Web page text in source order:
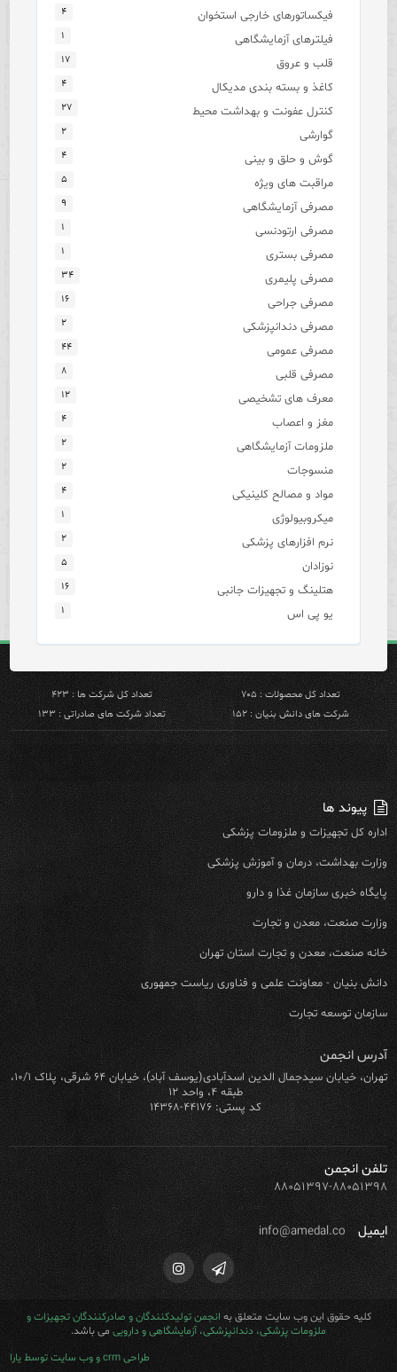
فیکساتورهای خارجی استخوان ۴
فیلترهای آزمایشگاهی ۱
قلب و عروق ۱۷
کاغذ و بسته بندی مدیکال ۴
کنترل عفونت و بهداشت محیط ۲۷
گوارشی ۲
گوش و حلق و بینی ۴
مراقبت های ویژه ۵
مصرفی آزمایشگاهی ۹
مصرفی ارتودنسی ۱
مصرفی بستری ۱
مصرفی پلیمری ۳۴
مصرفی جراحی ۱۶
مصرفی دندانپزشکی ۲
مصرفی عمومی ۴۴
مصرفی قلبی ۸
معرف های تشخیصی ۱۲
مغز و اعصاب ۴
ملزومات آزمایشگاهی ۲
منسوجات ۲
مواد و مصالح کلینیکی ۴
میکروبیولوژی ۱
نرم افزارهای پزشکی ۲
نوزادان ۵
هتلینگ و تجهیزات جانبی ۱۶
یو پی اس ۱
تعداد کل محصولات : ۷۰۵
تعداد کل شرکت ها : ۴۲۳
شرکت های دانش بنیان : ۱۵۲
تعداد شرکت های صادراتی : ۱۳۳
پیوند ها
اداره کل تجهیزات و ملزومات پزشکی
وزارت بهداشت، درمان و آموزش پزشکی
پایگاه خبری سازمان غذا و دارو
وزارت صنعت، معدن و تجارت
خانه صنعت، معدن و تجارت استان تهران
دانش بنیان - معاونت علمی و فناوری ریاست جمهوری
سازمان توسعه تجارت
آدرس انجمن
تهران، خیابان سیدجمال الدین اسدآبادی(یوسف آباد)، خیابان ۶۴ شرقی، پلاک ۱۰/۱،
طبقه ۴، واحد ۱۲
کد پستی: ۴۴۱۷۶-۱۴۳۶۸
تلفن انجمن
۸۸۰۵۱۳۹۷-۸۸۰۵۱۳۹۸
ایمیل info@amedal.co
کلیه حقوق این وب سایت متعلق بهانجمن تولیدکنندگان و صادرکنندگان تجهیزات و
ملزومات پزشکی، دندانپزشکی، آزمایشگاهی و دارویی می باشد.
طراحی crm و وب سایت توسط یارا